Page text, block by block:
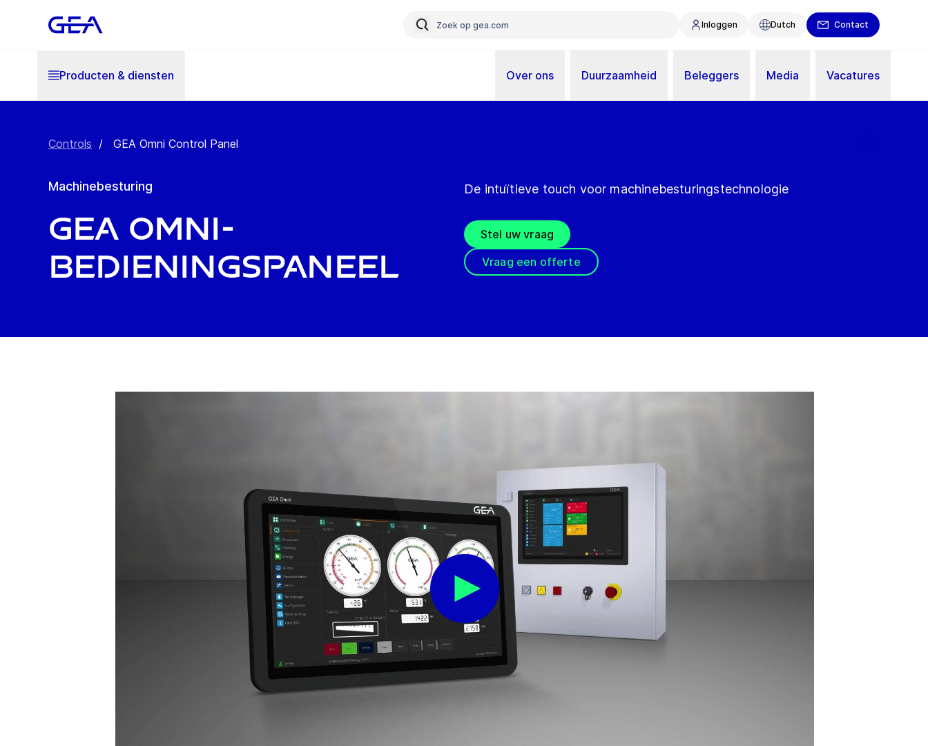
Inloggen Dutch Contact
Producten & diensten Over ons Duurzaamheid Beleggers Media Vacatures
Controls / GEA Omni Control Panel
Machinebesturing
GEA Omni-
bedieningspaneel
De intuïtieve touch voor machinebesturingstechnologie
Stel uw vraag
Vraag een offerte